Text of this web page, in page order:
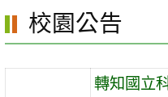
校園公告
轉知國立